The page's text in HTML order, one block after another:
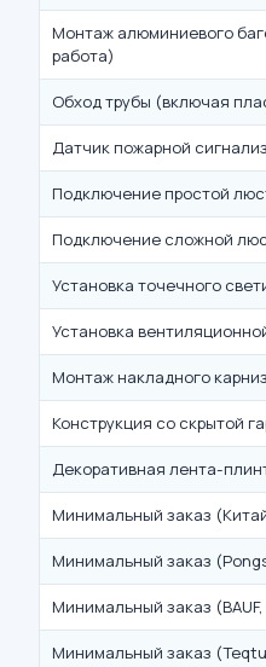
Монтаж алюминиевого
работа)
Обход трубы (включая
Датчик пожарной
Подключение простой
Подключение сложной
Установка точечного
Установка
Монтаж накладного
Конструкция со скрытой
Декоративная лента-
Минимальный заказ
Минимальный заказ
Минимальный заказ
Минимальный заказ